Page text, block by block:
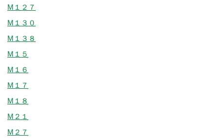
M１２７
M１３０
M１３８
M１５
M１６
M１７
M１８
M２１
M２７